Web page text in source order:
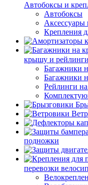
Автобоксы и
Автобоксы
Аксессуары
Крепления
крышу и рейлинги
Багажники
Багажники
Рейлинги
подножки
перевозки